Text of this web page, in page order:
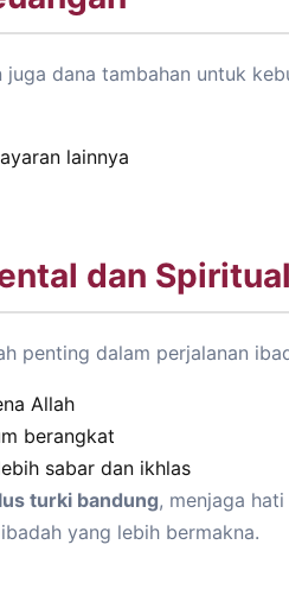
dana tambahan untuk
lainnya
dan Spiritual
penting dalam perjalanan
Allah
berangkat
sabar dan ikhlas
turki bandung, menjaga
yang lebih bermakna.